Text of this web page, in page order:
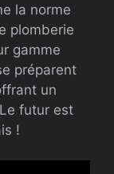
la norme
plomberie
gamme
préparent
un
futur est
!